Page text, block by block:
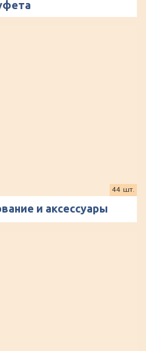
и аксессуары
44 шт.